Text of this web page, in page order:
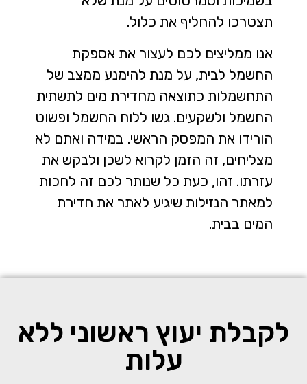
תצטרכו להחליף את כלול.
אנו ממליצים לכם לעצור את אספקת
החשמל לבית, על מנת להימנע ממצב של
התחשמלות כתוצאה מחדירת מים לתשתית
החשמל ולשקעים. גשו ללוח החשמל ופשוט
הורידו את המפסק הראשי. במידה ואתם לא
מצליחים, זה הזמן לקרוא לשכן ולבקש את
עזרתו. זהו, כעת כל שנותר לכם זה לחכות
למאתר הנזילות שיגיע לאתר את חדירת
המים בבית.
לקבלת יעוץ ראשוני ללא
עלות